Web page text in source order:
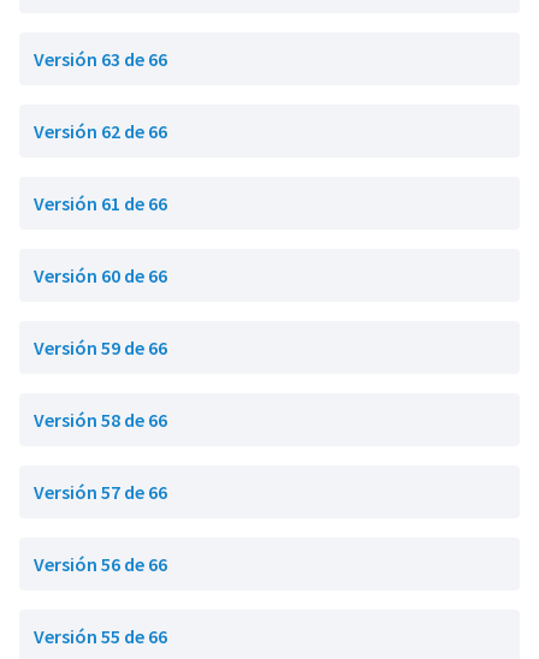
Versión 63 de 66
Versión 62 de 66
Versión 61 de 66
Versión 60 de 66
Versión 59 de 66
Versión 58 de 66
Versión 57 de 66
Versión 56 de 66
Versión 55 de 66